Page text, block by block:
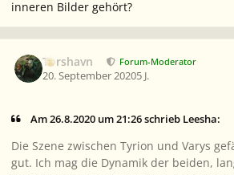
inneren Bilder gehört?
Torshavn Forum-Moderator
20. September 20205 J.
Am 26.8.2020 um 21:26 schrieb Leesha:
Die Szene zwischen Tyrion und Varys
gut. Ich mag die Dynamik der beiden,